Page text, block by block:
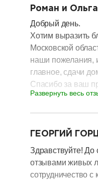
5.6.
обошлось
инженерку
еще не
5.7. Сдача
указан 60
7.
Спасибо
Отдельное
Процветания
свой дом.
Роман и
Добрый день.
Хотим выразить
Московской
наши пожелания,
главное, сдачи
Спасибо за ваш
С уважением,
Развернуть весь
ГЕОРГИЙ
Здравствуйте! До
отзывами живых
сотрудничество